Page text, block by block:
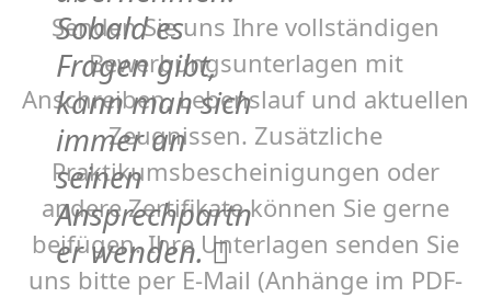
Sobald es
Fragen gibt,
kann man sich
immer an
seinen
Ansprechpartn
er wenden.
Senden Sie uns Ihre vollständigen
Bewerbungsunterlagen mit
Anschreiben, Lebenslauf und aktuellen
Zeugnissen. Zusätzliche
Praktikumsbescheinigungen oder
andere Zertifikate können Sie gerne
beifügen. Ihre Unterlagen senden Sie
uns bitte per E-Mail (Anhänge im PDF-